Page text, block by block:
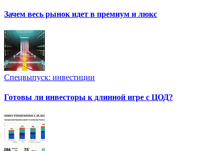
Зачем весь рынок идет в премиум и люкс
Спецвыпуск: инвестиции
Готовы ли инвесторы к длинной игре с ЦОД?